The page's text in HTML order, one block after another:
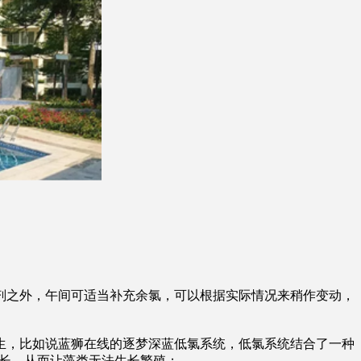
外，午间可适当补充余氯，可以根据实际情况来稍作变动，
比如说蓝狮在线的逐梦深蓝低氯系统，低氯系统结合了一种